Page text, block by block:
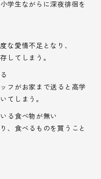
学生ながらに深夜徘徊を
な愛情不足となり、
してしまう。
フがお家まで送ると高学
しまう。
る食べ物が無い
、食べるものを買うこと